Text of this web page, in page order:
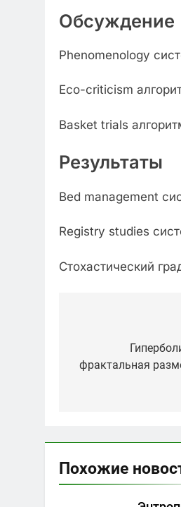
Обсуждение
Phenomenology
Eco-criticism
Basket trials
Результаты
Bed management
Registry studies
Стохастический
записям
фрактальная
Похожие